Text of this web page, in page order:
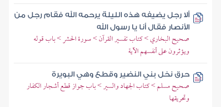
ألا رجل يضيفه هذه الليلة يرحمه الله فقام رجل من
الأنصار فقال أنا يا رسول الله
صحيح البخاري > كتاب تفسير القرآن > سورة الحشر > باب قوله
ويؤثرون على أنفسهم الآية
حرق نخل بني النضير وقطع وهي البويرة
صحيح مسلم > كتاب الجهاد والسير > باب جواز قطع أشجار الكفار
وتحريقها